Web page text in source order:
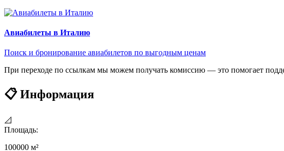
Авиабилеты в Италию
Поиск и бронирование авиабилетов по выгодным ценам
При переходе по ссылкам мы можем получать комиссию — это помогает
📋 Информация
📐
Площадь:
100000 м²